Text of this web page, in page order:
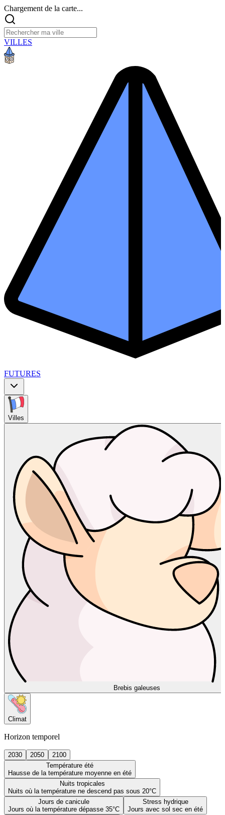
Chargement de la carte...
VILLES
FUTURES
Villes
Brebis galeuses
Climat
Horizon temporel
2030 2050
2100
Température été
Hausse de la température moyenne en été
Nuits tropicales
Nuits où la température ne descend pas sous 20°C
Jours de canicule
Jours où la température dépasse 35°C
Stress hydrique
Jours avec sol sec en été